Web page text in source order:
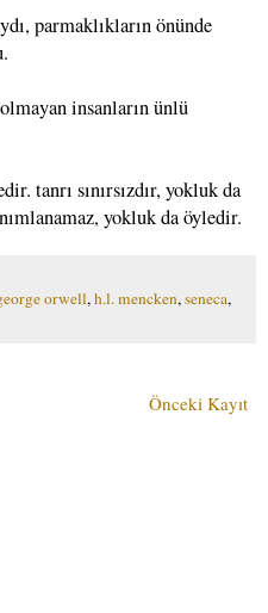
parmaklıkların önünde
insanların ünlü
tanrı sınırsızdır, yokluk da
yokluk da öyledir.
orwell,h.l. mencken,seneca,
Önceki Kayıt